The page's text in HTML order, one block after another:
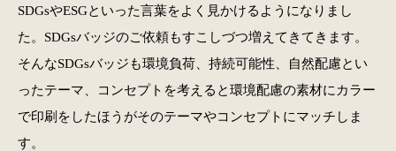
SDGsやESGといった言葉をよく見かけるようになりまし
た。SDGsバッジのご依頼もすこしづつ増えてきてきます。
そんなSDGsバッジも環境負荷、持続可能性、自然配慮とい
ったテーマ、コンセプトを考えると環境配慮の素材にカラー
で印刷をしたほうがそのテーマやコンセプトにマッチしま
す。